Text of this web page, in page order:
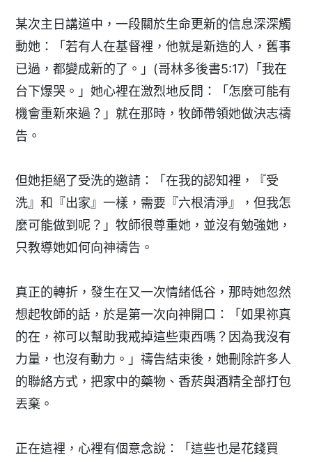
某次主日講道中，一段關於生命更新的信息深深觸
動她：「若有人在基督裡，他就是新造的人，舊事
已過，都變成新的了。」(哥林多後書5:17)「我在
台下爆哭。」她心裡在激烈地反問：「怎麼可能有
機會重新來過？」就在那時，牧師帶領她做決志禱
告。
但她拒絕了受洗的邀請：「在我的認知裡，『受
洗』和『出家』一樣，需要『六根清淨』，但我怎
麼可能做到呢？」牧師很尊重她，並沒有勉強她，
只教導她如何向神禱告。
真正的轉折，發生在又一次情緒低谷，那時她忽然
想起牧師的話，於是第一次向神開口：「如果祢真
的在，祢可以幫助我戒掉這些東西嗎？因為我沒有
力量，也沒有動力。」禱告結束後，她刪除許多人
的聯絡方式，把家中的藥物、香菸與酒精全部打包
丟棄。
正在這裡，心裡有個意念說：「這些也是花錢買